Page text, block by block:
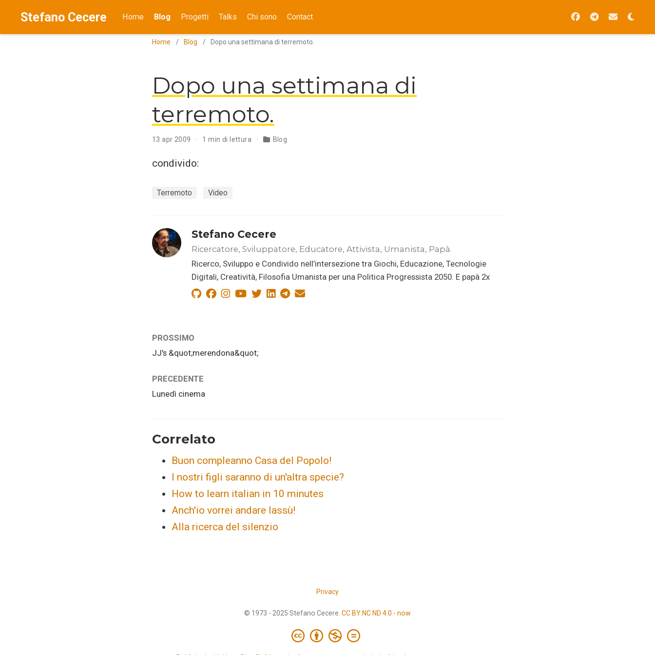
Stefano Cecere Home Blog Progetti Talks Chi sono Contact
Home Blog Dopo una settimana di terremoto.
Dopo una settimana di
terremoto.
13 apr 2009 1 min di lettura Blog
condivido:
Terremoto Video
Stefano Cecere
Ricercatore, Sviluppatore, Educatore, Attivista, Umanista, Papà.
Ricerco, Sviluppo e Condivido nell’intersezione tra Giochi, Educazione, Tecnologie
Digitali, Creatività, Filosofia Umanista per una Politica Progressista 2050. E papà 2x
PROSSIMO
JJ's &quot;merendona&quot;
PRECEDENTE
Lunedì cinema
Correlato
Buon compleanno Casa del Popolo!
I nostri figli saranno di un'altra specie?
How to learn italian in 10 minutes
Anch'io vorrei andare lassù!
Alla ricerca del silenzio
Privacy
© 1973 - 2025 Stefano Cecere. CC BY NC ND 4.0 - now